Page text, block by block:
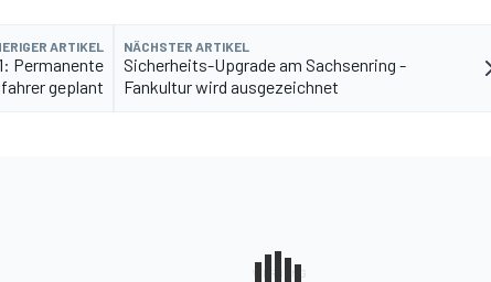
ARTIKEL
Permanente
geplant
NÄCHSTER ARTIKEL
Sicherheits-Upgrade am Sachsenring -
Fankultur wird ausgezeichnet